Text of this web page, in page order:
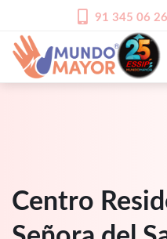
91 345 06 26
Centro